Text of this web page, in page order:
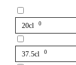
20cl 0
37.5cl 0